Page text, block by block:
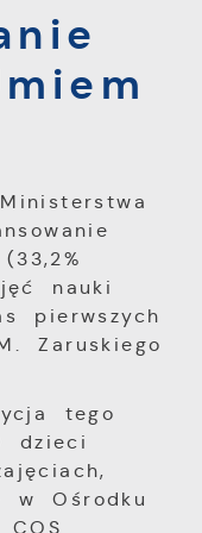
nauki
pierwszych
Zaruskiego
tego
dzieci
w Ośrodku
strona, z
bezstronie
korzystania z
poprzez
na
pliki cookies
ilości
nam
do Twoich
na uzyskanie
oraz
są nasze
nam na
pod
informacje i